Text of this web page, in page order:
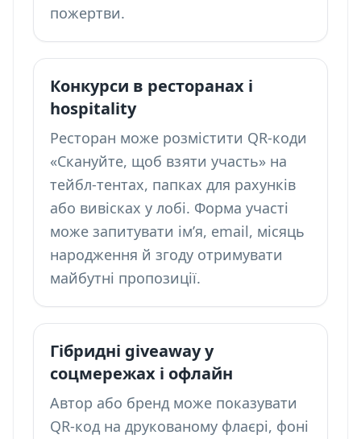
пожертви.
Конкурси в ресторанах і
hospitality
Ресторан може розмістити QR-коди
«Скануйте, щоб взяти участь» на
тейбл-тентах, папках для рахунків
або вивісках у лобі. Форма участі
може запитувати ім’я, email, місяць
народження й згоду отримувати
майбутні пропозиції.
Гібридні giveaway у
соцмережах і офлайн
Автор або бренд може показувати
QR-код на друкованому флаєрі, фоні